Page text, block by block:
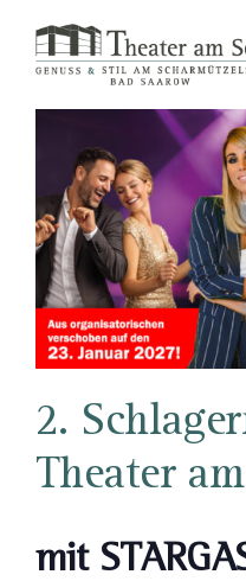
2.
Theater
mit